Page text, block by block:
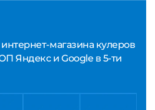
магазина кулеров
Яндекс и Google в 5-ти